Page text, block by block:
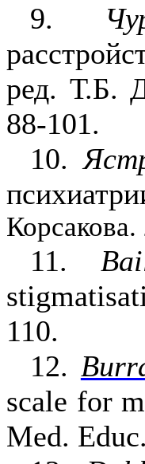
9.
ред. Т.Б.
88-101.
10.
11.
110.
12.
scale for
Med.